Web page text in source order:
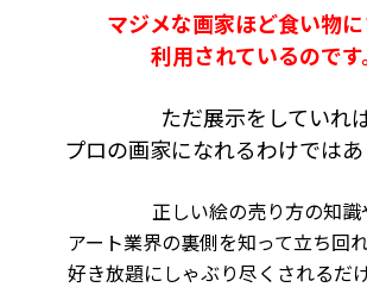
マジメな画家ほど食い物
利用されているのです
ただ展示をしていれ
プロの画家になれるわけではあ
正しい絵の売り方の知識
アート業界の裏側を知って立ち回
好き放題にしゃぶり尽くされるだ